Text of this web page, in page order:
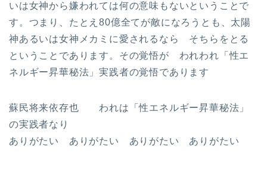
いは女神から嫌われては何の意味もないということで
す。つまり、たとえ80億全てが敵になろうとも、太陽
神あるいは女神メカミに愛されるなら そちらをとる
ということであります。その覚悟が われわれ「性エ
ネルギー昇華秘法」実践者の覚悟であります
蘇民将来依存也 われは「性エネルギー昇華秘法」
の実践者なり
ありがたい ありがたい ありがたい ありがたい